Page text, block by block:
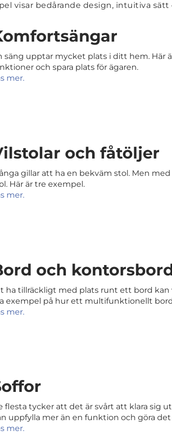
visar bedårande design, intuitiva sätt
säng upptar mycket plats i ditt hem. Här
och spara plats för ägaren.
mer.
och fåtöljer
gillar att ha en bekväm stol. Men
Här är tre exempel.
mer.
och
ha tillräckligt med plats runt ett bord kan
exempel på hur ett multifunktionellt
mer.
flesta tycker att det är svårt att klara sig
uppfylla mer än en funktion och göra
mer.